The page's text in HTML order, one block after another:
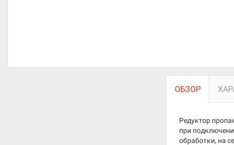
ОБЗОР
Редуктор
при
обработки, на